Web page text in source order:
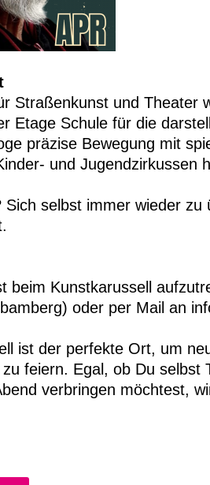
Straßenkunst und Theater
Etage Schule für die
präzise Bewegung mit
und Jugendzirkussen
Sich selbst immer wieder
beim Kunstkarussell
oder per Mail an
ist der perfekte Ort, um
feiern. Egal, ob Du selbst
verbringen möchtest,